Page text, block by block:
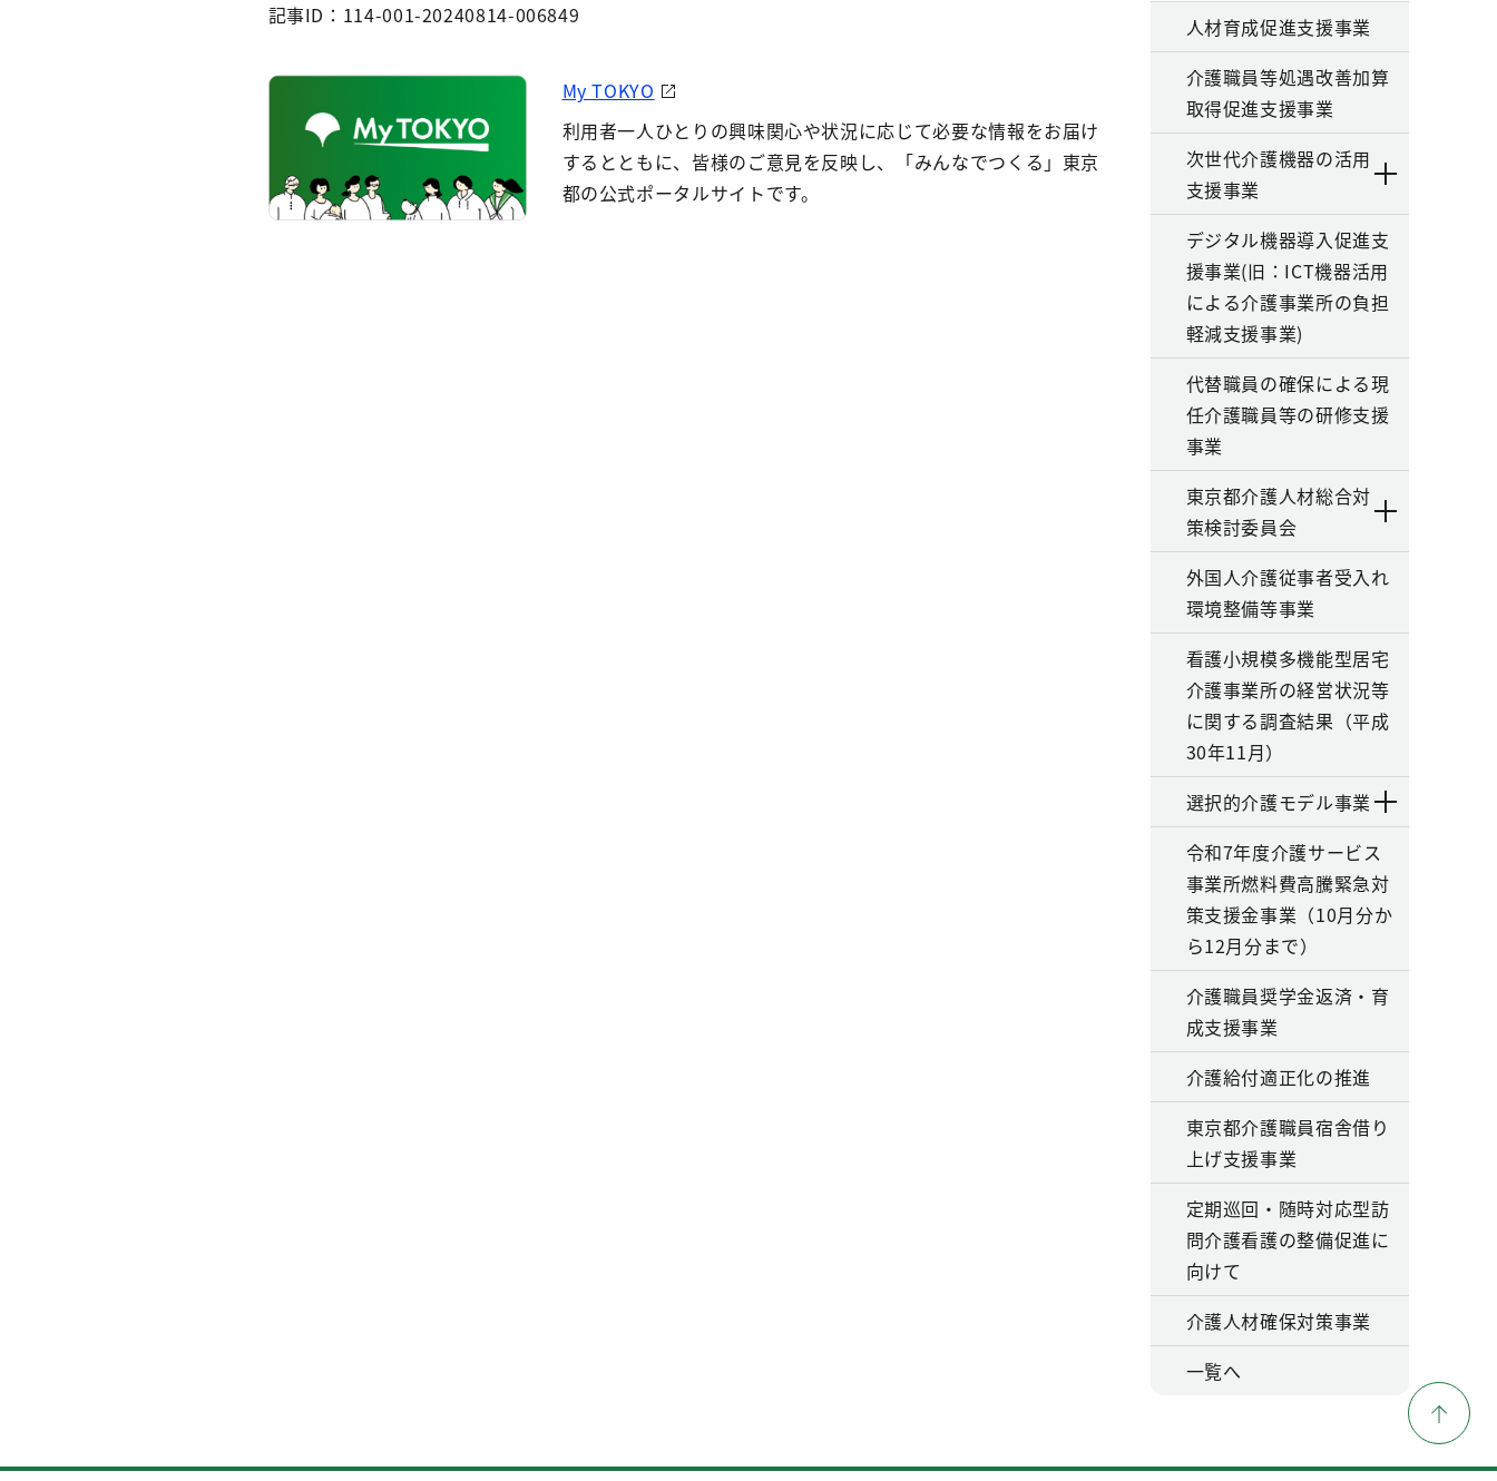
記事ID：114-001-20240814-006849
My TOKYO
利用者一人ひとりの興味関心や状況に応じて必要な情報をお届け
するとともに、皆様のご意見を反映し、「みんなでつくる」東京
都の公式ポータルサイトです。
人材育成促進支援事業
介護職員等処遇改善加算
取得促進支援事業
次世代介護機器の活用
支援事業
デジタル機器導入促進支
援事業(旧：ICT機器活用
による介護事業所の負担
軽減支援事業)
代替職員の確保による現
任介護職員等の研修支援
事業
東京都介護人材総合対
策検討委員会
外国人介護従事者受入れ
環境整備等事業
看護小規模多機能型居宅
介護事業所の経営状況等
に関する調査結果（平成
30年11月）
選択的介護モデル事業
令和7年度介護サービス
事業所燃料費高騰緊急対
策支援金事業（10月分か
ら12月分まで）
介護職員奨学金返済・育
成支援事業
介護給付適正化の推進
東京都介護職員宿舎借り
上げ支援事業
定期巡回・随時対応型訪
問介護看護の整備促進に
向けて
介護人材確保対策事業
一覧へ